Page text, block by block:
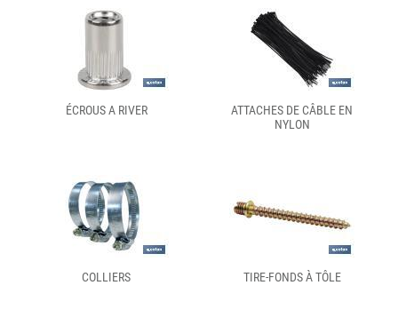
ÉCROUS A RIVER
ATTACHES DE CÂBLE EN
NYLON
COLLIERS TIRE-FONDS À TÔLE